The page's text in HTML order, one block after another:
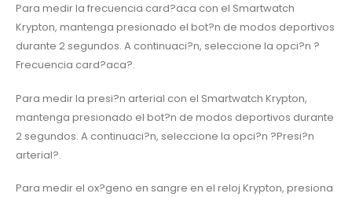
Para medir la frecuencia card?aca con el Smartwatch
Krypton, mantenga presionado el bot?n de modos deportivos
durante 2 segundos. A continuaci?n, seleccione la opci?n ?
Frecuencia card?aca?.
Para medir la presi?n arterial con el Smartwatch Krypton,
mantenga presionado el bot?n de modos deportivos durante
2 segundos. A continuaci?n, seleccione la opci?n ?Presi?n
arterial?.
Para medir el ox?geno en sangre en el reloj Krypton, presiona